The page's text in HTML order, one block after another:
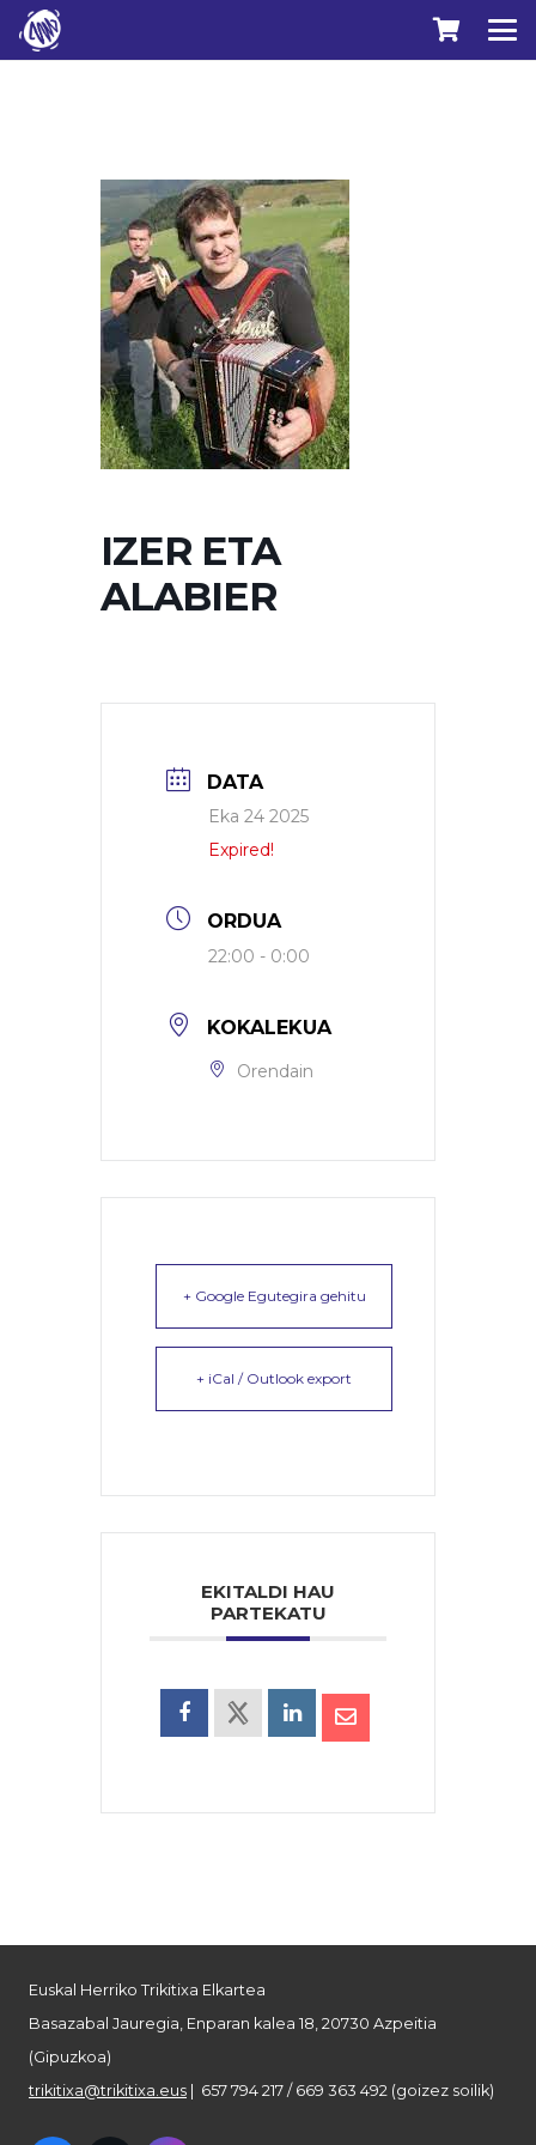
IZER ETA
ALABIER
DATA
Eka 24 2025
Expired!
ORDUA
22:00 - 0:00
KOKALEKUA
Orendain
+ Google Egutegira gehitu
+ iCal / Outlook export
EKITALDI HAU
PARTEKATU
Euskal Herriko Trikitixa Elkartea
Basazabal Jauregia, Enparan kalea 18, 20730 Azpeitia
(Gipuzkoa)
trikitixa@trikitixa.eus | 657 794 217 / 669 363 492 (goizez soilik)